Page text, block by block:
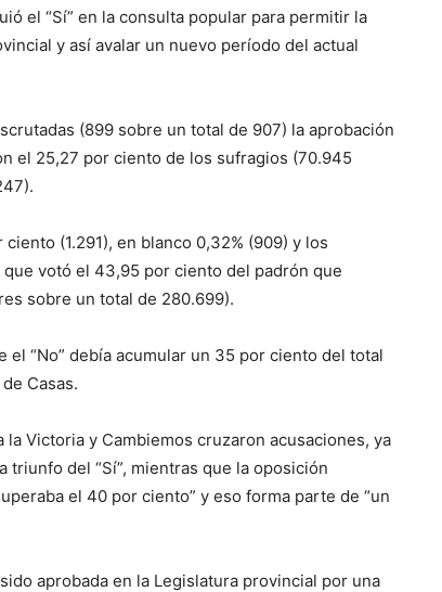
el “Sí” en la consulta popular para permitir la
y así avalar un nuevo período del actual
(899 sobre un total de 907) la aprobación
el 25,27 por ciento de los sufragios (70.945
(1.291), en blanco 0,32% (909) y los
votó el 43,95 por ciento del padrón que
sobre un total de 280.699).
“No” debía acumular un 35 por ciento del total
Casas.
Victoria y Cambiemos cruzaron acusaciones, ya
del “Sí”, mientras que la oposición
el 40 por ciento” y eso forma parte de “un
aprobada en la Legislatura provincial por una